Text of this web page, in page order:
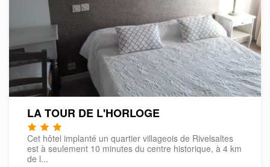
LA TOUR DE L'HORLOGE
Cet hôtel implanté un quartier villageois de Rivelsaltes
est à seulement 10 minutes du centre historique, à 4 km
de l...